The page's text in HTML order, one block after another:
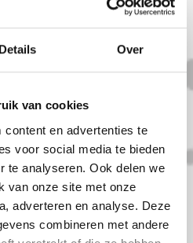
Details Over
van cookies
en advertenties te
voor social media te bieden
te analyseren. Ook delen we
van onze site met onze
adverteren en analyse. Deze
combineren met andere
van harte
ook welkom als
of Zuidland